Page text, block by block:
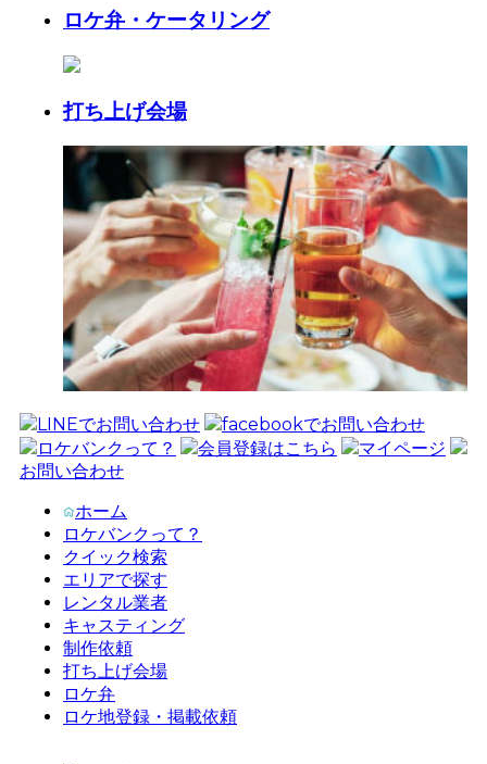
ロケ弁・ケータリング
打ち上げ会場
LINEでお問い合わせ
facebookでお問い合わせ
ロケバンクって？
会員登録はこちら
マイページ
お問い合わせ
ホーム
ロケバンクって？
クイック検索
エリアで探す
レンタル業者
キャスティング
制作依頼
打ち上げ会場
ロケ弁
ロケ地登録・掲載依頼